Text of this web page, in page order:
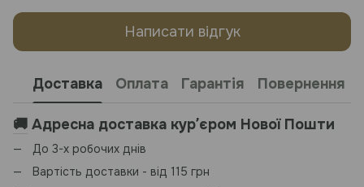
Написати відгук
Доставка Оплата Гарантія Повернення
🚚 Адресна доставка курʼєром Нової Пошти
До 3-х робочих днів
Вартість доставки - від 115 грн